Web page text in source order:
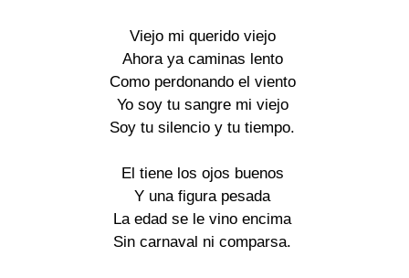
Viejo mi querido viejo
Ahora ya caminas lento
Como perdonando el viento
Yo soy tu sangre mi viejo
Soy tu silencio y tu tiempo.
El tiene los ojos buenos
Y una figura pesada
La edad se le vino encima
Sin carnaval ni comparsa.